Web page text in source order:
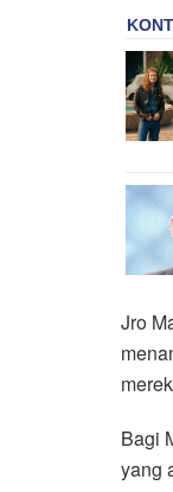
Jro
Bagi
yang